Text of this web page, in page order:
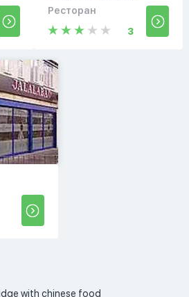
Ресторан
3
with chinese food